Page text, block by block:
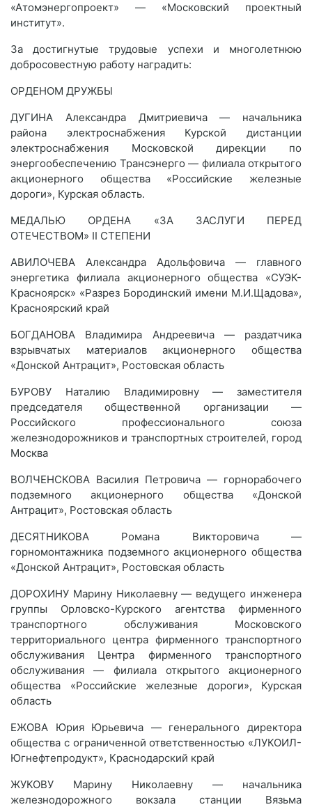
«Атомэнергопроект» — «Московский проектный
институт».
За достигнутые трудовые успехи и многолетнюю
добросовестную работу наградить:
ОРДЕНОМ ДРУЖБЫ
ДУГИНА Александра Дмитриевича — начальника
района электроснабжения Курской дистанции
электроснабжения Московской дирекции по
энергообеспечению Трансэнерго — филиала открытого
акционерного общества «Российские железные
дороги», Курская область.
МЕДАЛЬЮ ОРДЕНА «ЗА ЗАСЛУГИ ПЕРЕД
ОТЕЧЕСТВОМ» II СТЕПЕНИ
АВИЛОЧЕВА Александра Адольфовича — главного
энергетика филиала акционерного общества «СУЭК-
Красноярск» «Разрез Бородинский имени М.И.Щадова»,
Красноярский край
БОГДАНОВА Владимира Андреевича — раздатчика
взрывчатых материалов акционерного общества
«Донской Антрацит», Ростовская область
БУРОВУ Наталию Владимировну — заместителя
председателя общественной организации —
Российского профессионального союза
железнодорожников и транспортных строителей, город
Москва
ВОЛЧЕНСКОВА Василия Петровича — горнорабочего
подземного акционерного общества «Донской
Антрацит», Ростовская область
ДЕСЯТНИКОВА Романа Викторовича —
горномонтажника подземного акционерного общества
«Донской Антрацит», Ростовская область
ДОРОХИНУ Марину Николаевну — ведущего инженера
группы Орловско-Курского агентства фирменного
транспортного обслуживания Московского
территориального центра фирменного транспортного
обслуживания Центра фирменного транспортного
обслуживания — филиала открытого акционерного
общества «Российские железные дороги», Курская
область
ЕЖОВА Юрия Юрьевича — генерального директора
общества с ограниченной ответственностью «ЛУКОИЛ-
Югнефтепродукт», Краснодарский край
ЖУКОВУ Марину Николаевну — начальника
железнодорожного вокзала станции Вязьма